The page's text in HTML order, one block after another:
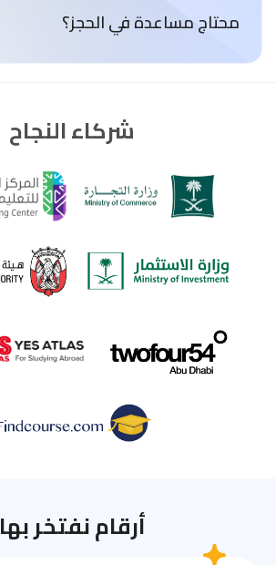
محتاج مساعدة في الحجز؟
شركاء النجاح
أرقام نفتخر بها